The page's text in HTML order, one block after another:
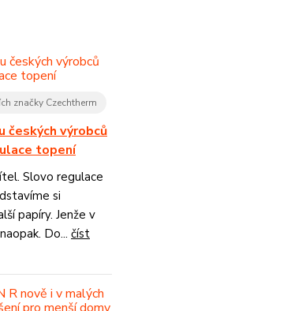
značky Czechtherm
českých výrobců
topení
Slovo regulace
si
papíry. Jenže v
Do... číst